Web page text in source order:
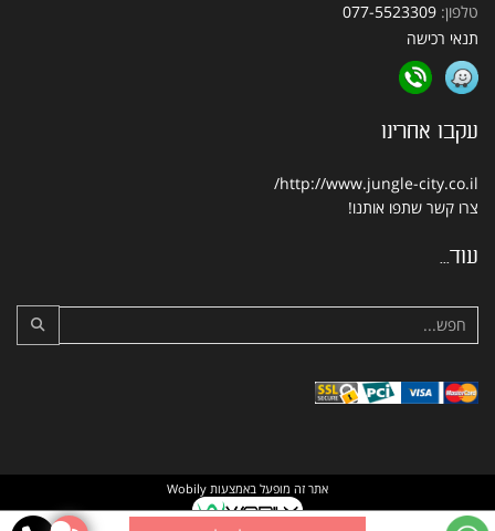
טלפון: 077-5523309
תנאי רכישה
עקבו אחרינו
http://www.jungle-city.co.il/
צרו קשר שתפו אותנו!
עוד...
אתר זה מופעל באמצעות Wobily